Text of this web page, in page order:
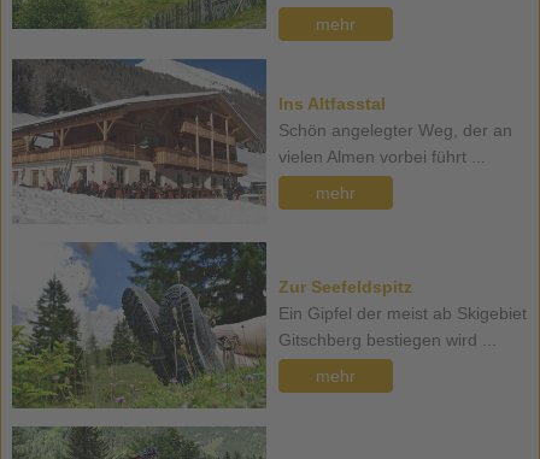
mehr
Ins Altfasstal
Schön angelegter Weg, der an
vielen Almen vorbei führt ...
mehr
Zur Seefeldspitz
Ein Gipfel der meist ab Skigebiet
Gitschberg bestiegen wird ...
mehr